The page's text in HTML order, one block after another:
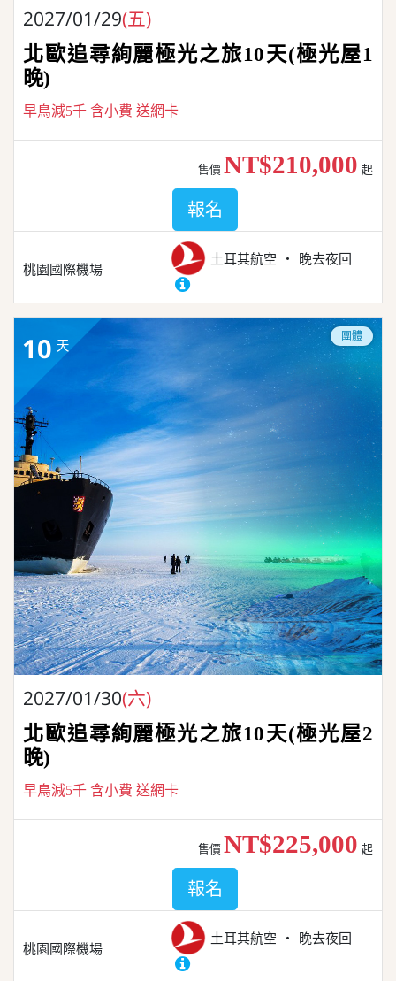
2027/01/29(五)
北歐追尋絢麗極光之旅10天(極光屋1
晚)
早鳥減5千 含小費 送網卡
桃園國際機場
土耳其航空 晚去夜回
售價 NT$210,000 起
報名
10 天
團體
2027/01/30(六)
北歐追尋絢麗極光之旅10天(極光屋2
晚)
早鳥減5千 含小費 送網卡
桃園國際機場
土耳其航空 晚去夜回
售價 NT$225,000 起
報名